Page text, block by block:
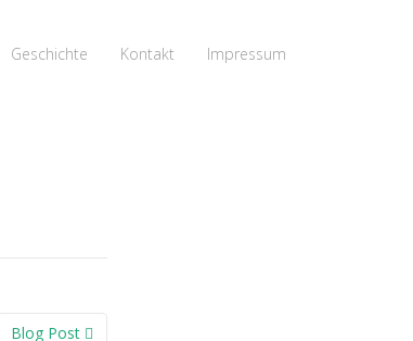
Geschichte Kontakt Impressum
Blog Post